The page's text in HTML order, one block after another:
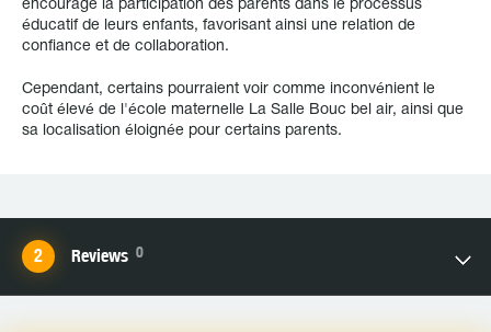
encourage la participation des parents dans le processus
éducatif de leurs enfants, favorisant ainsi une relation de
confiance et de collaboration.
Cependant, certains pourraient voir comme inconvénient le
coût élevé de l'école maternelle La Salle Bouc bel air, ainsi que
sa localisation éloignée pour certains parents.
Reviews 0